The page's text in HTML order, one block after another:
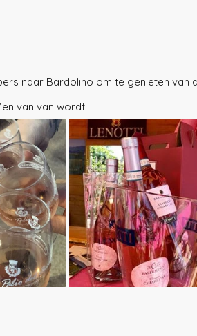
naar Bardolino om te genieten van
van van wordt!